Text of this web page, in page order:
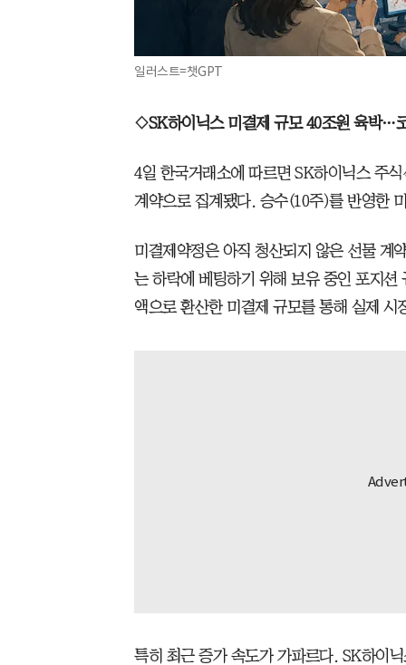
일러스트=챗GPT
◇SK하이닉스 미결제 규모 40조원 육박…
4일 한국거래소에 따르면 SK하이닉스 주
계약으로 집계됐다. 승수(10주)를 반영한
미결제약정은 아직 청산되지 않은 선물 계
는 하락에 베팅하기 위해 보유 중인 포지
액으로 환산한 미결제 규모를 통해 실제 시
특히 최근 증가 속도가 가파르다. SK하이